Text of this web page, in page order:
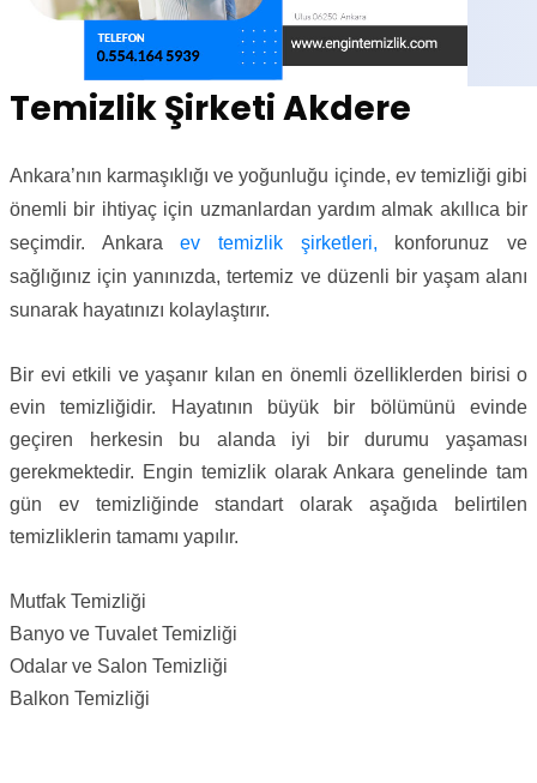
Temizlik Şirketi Akdere
Ankara’nın karmaşıklığı ve yoğunluğu içinde, ev temizliği gibi
önemli bir ihtiyaç için uzmanlardan yardım almak akıllıca bir
seçimdir. Ankaraev temizlik şirketleri, konforunuz ve
sağlığınız için yanınızda, tertemiz ve düzenli bir yaşam alanı
sunarak hayatınızı kolaylaştırır.
Bir evi etkili ve yaşanır kılan en önemli özelliklerden birisi o
evin temizliğidir. Hayatının büyük bir bölümünü evinde
geçiren herkesin bu alanda iyi bir durumu yaşaması
gerekmektedir. Engin temizlik olarak Ankara genelinde tam
gün ev temizliğinde standart olarak aşağıda belirtilen
temizliklerin tamamı yapılır.
Mutfak Temizliği
Banyo ve Tuvalet Temizliği
Odalar ve Salon Temizliği
Balkon Temizliği